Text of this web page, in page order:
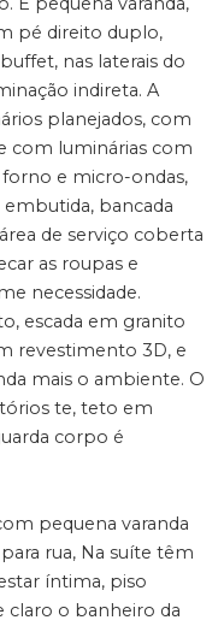
pé direito duplo,
nas laterais do
indireta. A
planejados, com
com luminárias com
e micro-ondas,
bancada
de serviço coberta
as roupas e
necessidade.
escada em granito
revestimento 3D, e
mais o ambiente. O
te, teto em
corpo é
pequena varanda
rua, Na suíte têm
íntima, piso
claro o banheiro da